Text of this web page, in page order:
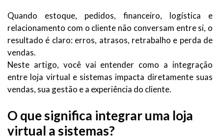
Quando estoque, pedidos, financeiro, logística e
relacionamento com o cliente não conversam entre si, o
resultado é claro: erros, atrasos, retrabalho e perda de
vendas.
Neste artigo, você vai entender como a integração
entre loja virtual e sistemas impacta diretamente suas
vendas, sua gestão e a experiência do cliente.
O que significa integrar uma loja
virtual a sistemas?